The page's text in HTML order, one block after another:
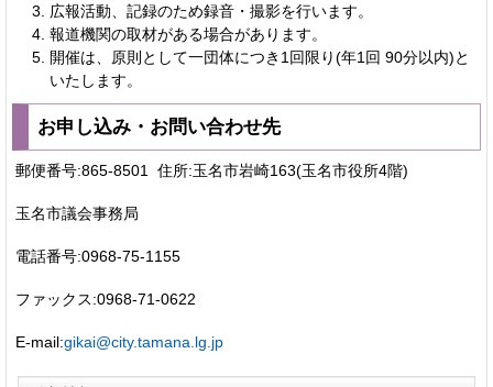
広報活動、記録のため録音・撮影を行います。
報道機関の取材がある場合があります。
開催は、原則として一団体につき1回限り(年1回 90分以内)と
いたします。
お申し込み・お問い合わせ先
郵便番号:865-8501 住所:玉名市岩崎163(玉名市役所4階)
玉名市議会事務局
電話番号:0968-75-1155
ファックス:0968-71-0622
E-mail:gikai@city.tamana.lg.jp